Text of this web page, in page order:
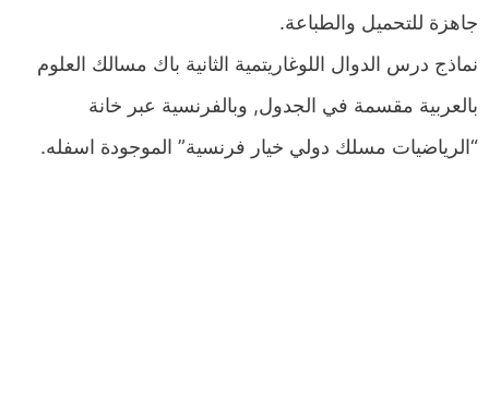
جاهزة للتحميل والطباعة.
نماذج درس الدوال اللوغاريتمية الثانية باك مسالك العلوم
بالعربية مقسمة في الجدول, وبالفرنسية عبر خانة
“الرياضيات مسلك دولي خيار فرنسية” الموجودة اسفله.